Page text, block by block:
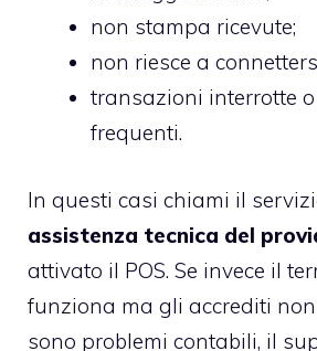
non stampa ricevute;
non riesce a
transazioni interrotte
frequenti.
In questi casi chiami il
assistenza tecnica del
attivato il POS. Se invece il
funziona ma gli accrediti
sono problemi contabili, il